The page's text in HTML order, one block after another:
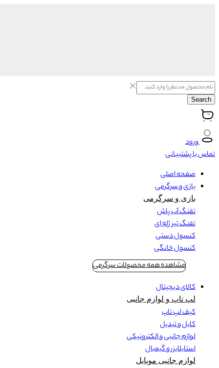
Search
ورود
تماس با پشتیبانی
صفحه اصلی
بازی و سرگرمی
بازی و سرگرمی
تفنگ آب پاش
تفنگ تیر ژله ای
کنسول دستی
کنسول خانگی
مشاهده همه محصولات سرگرمی
کالای دیجیتال
لپ تاپ و لوازم جانبی
کیف لپ تاپ
کابل و تبدیل
لوازم جانبی و الکترونیکی
استابلایزر و گیمبال
لوازم جانبی موبایل